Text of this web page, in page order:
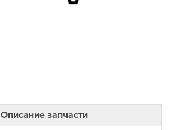
Описание запчасти